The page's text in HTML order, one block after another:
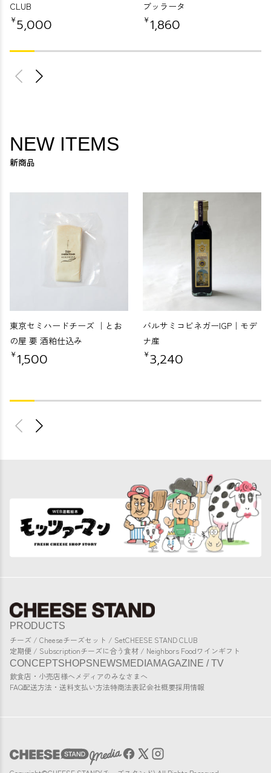
CLUB
￥5,000
ブッラータ
￥ 1,860
NEW ITEMS
新商品
東京セミハードチーズ ｜とお
の屋 要 酒粕仕込み
￥ 1,500
バルサミコビネガーIGP｜モデ
ナ産
￥3,240
PRODUCTS
チーズ / Cheeseチーズセット / SetCHEESE STAND CLUB
定期便 / Subscriptionチーズに合う食材 / Neighbors Foodワインギフト
CONCEPTSHOPSNEWSMEDIAMAGAZINE / TV
飲食店・小売店様へメディアのみなさまへ
FAQ配送方法・送料支払い方法特商法表記会社概要採用情報